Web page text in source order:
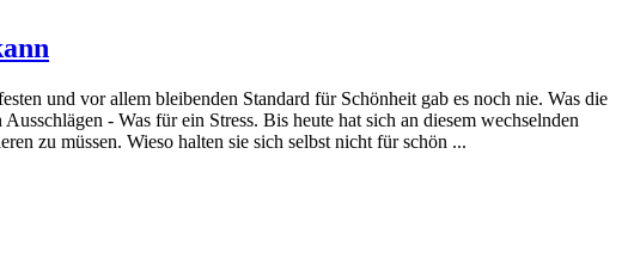
und vor allem bleibenden Standard für Schönheit gab es noch nie. Was die
- Was für ein Stress. Bis heute hat sich an diesem wechselnden
zu müssen. Wieso halten sie sich selbst nicht für schön ...